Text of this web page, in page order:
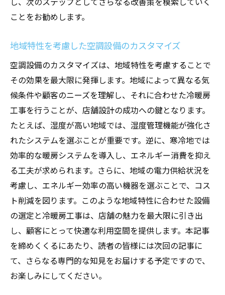
略
ス
冷暖房工事がもたらす集客力アップの秘訣
空調設備を活用した顧客満足度向上策
冷暖房工事による長時間滞在を促進する方
法
空調設備リニューアルによる集客効果の事
例紹介
顧客の再来店意欲を引き出す温度環境作り
空調設備が店舗集客力に与える影響とその
対策
冷暖房工事を通じた店舗の魅力強化ポイン
ト
地域特性を活かしたフレキシブルな空調設備導
入法
地域ごとの気候に適した空調設備選定基準
ことをお勧めします。
地域特性を考慮した空調設備のカスタマイズ
空調設備のカスタマイズは、地域特性を考慮することで
その効果を最大限に発揮します。地域によって異なる気
候条件や顧客のニーズを理解し、それに合わせた冷暖房
工事を行うことが、店舗設計の成功への鍵となります。
たとえば、湿度が高い地域では、湿度管理機能が強化さ
れたシステムを選ぶことが重要です。逆に、寒冷地では
効率的な暖房システムを導入し、エネルギー消費を抑え
る工夫が求められます。さらに、地域の電力供給状況を
考慮し、エネルギー効率の高い機器を選ぶことで、コス
ト削減を図ります。このような地域特性に合わせた設備
の選定と冷暖房工事は、店舗の魅力を最大限に引き出
し、顧客にとって快適な利用空間を提供します。本記事
を締めくくるにあたり、読者の皆様には次回の記事に
て、さらなる専門的な知見をお届けする予定ですので、
お楽しみにしてください。